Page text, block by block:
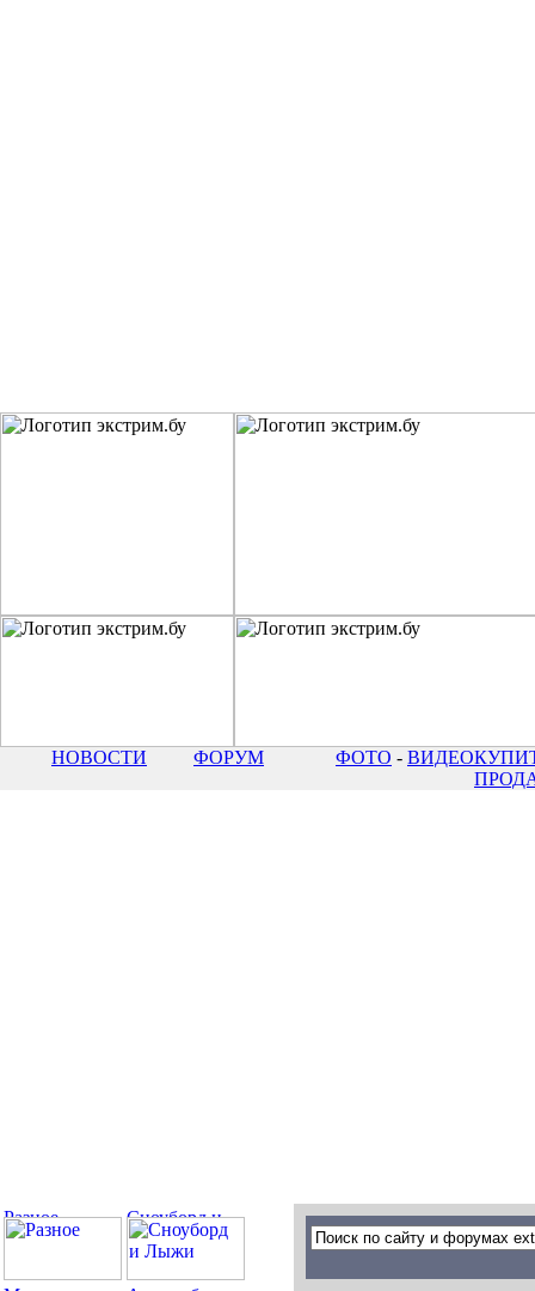
НОВОСТИ ФОРУМ ФОТО - ВИДЕО